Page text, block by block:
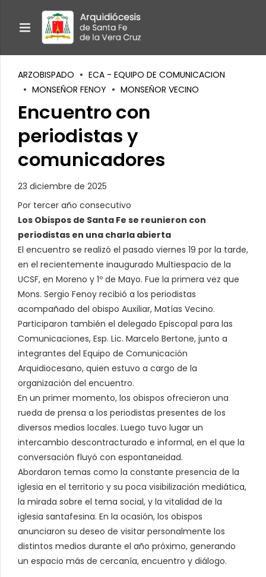
ARZOBISPADO
ECA - EQUIPO DE COMUNICACION
MONSEÑOR FENOY
MONSEÑOR VECINO
Encuentro con
periodistas y
comunicadores
23 diciembre de 2025
Por tercer año consecutivo
Los Obispos de Santa Fe se reunieron con
periodistas en una charla abierta
El encuentro se realizó el pasado viernes 19 por la tarde,
en el recientemente inaugurado Multiespacio de la
UCSF, en Moreno y 1º de Mayo. Fue la primera vez que
Mons. Sergio Fenoy recibió a los periodistas
acompañado del obispo Auxiliar, Matías Vecino.
Participaron también el delegado Episcopal para las
Comunicaciones, Esp. Lic. Marcelo Bertone, junto a
integrantes del Equipo de Comunicación
Arquidiocesano, quien estuvo a cargo de la
organización del encuentro.
En un primer momento, los obispos ofrecieron una
rueda de prensa a los periodistas presentes de los
diversos medios locales. Luego tuvo lugar un
intercambio descontracturado e informal, en el que la
conversación fluyó con espontaneidad.
Abordaron temas como la constante presencia de la
iglesia en el territorio y su poca visibilización mediática,
la mirada sobre el tema social, y la vitalidad de la
iglesia santafesina. En la ocasión, los obispos
anunciaron su deseo de visitar personalmente los
distintos medios durante el año próximo, generando
un espacio más de cercanía, encuentro y diálogo.